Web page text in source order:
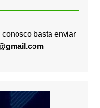
conosco basta enviar